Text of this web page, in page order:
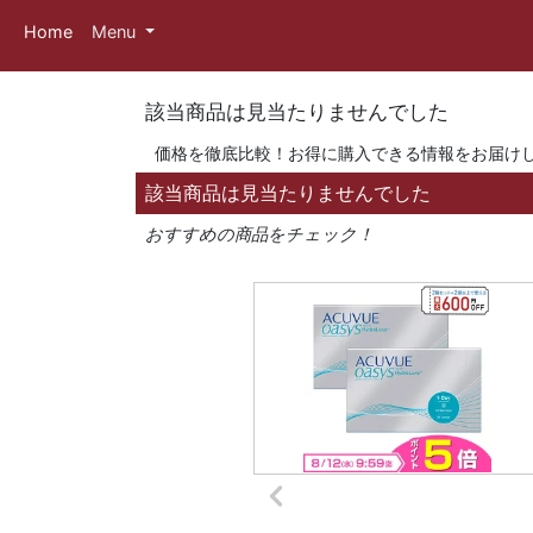
Home Menu
該当商品は見当たりませんでした
価格を徹底比較！お得に購入できる情報をお届け
該当商品は見当たりませんでした
おすすめの商品をチェック！